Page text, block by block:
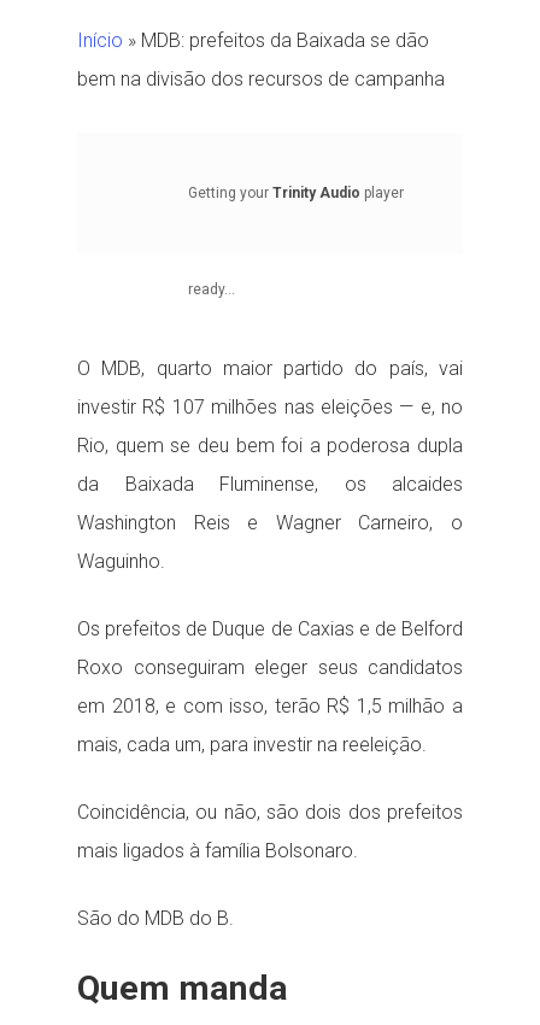
Início » MDB: prefeitos da Baixada se dão
bem na divisão dos recursos de campanha
Getting your Trinity Audio player
ready...
O MDB, quarto maior partido do país, vai
investir R$ 107 milhões nas eleições — e, no
Rio, quem se deu bem foi a poderosa dupla
da Baixada Fluminense, os alcaides
Washington Reis e Wagner Carneiro, o
Waguinho.
Os prefeitos de Duque de Caxias e de Belford
Roxo conseguiram eleger seus candidatos
em 2018, e com isso, terão R$ 1,5 milhão a
mais, cada um, para investir na reeleição.
Coincidência, ou não, são dois dos prefeitos
mais ligados à família Bolsonaro.
São do MDB do B.
Quem manda